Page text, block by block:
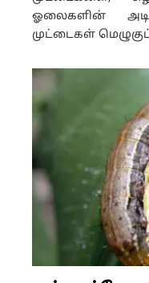
ஓலைகளின்
முட்டைகள் மெழுகுப்